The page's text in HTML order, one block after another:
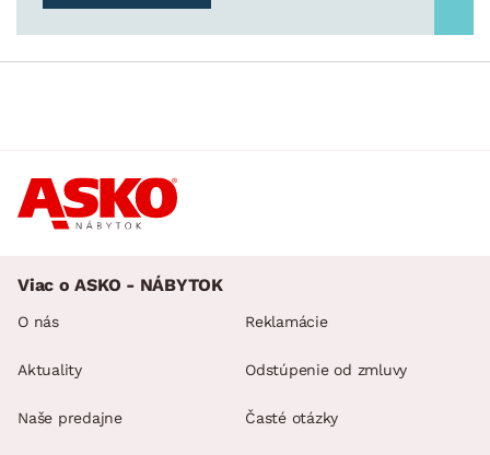
Viac o ASKO - NÁBYTOK
O nás
Aktuality
Naše predajne
Reklamácie
Odstúpenie od zmluvy
Časté otázky